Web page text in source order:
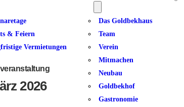
& Feiern
Vermietungen
Das Goldbekhaus
Team
Verein
Mitmachen
Neubau
Goldbekhof
Gastronomie
x TanzinTakt
2026